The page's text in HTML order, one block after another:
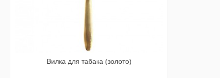
Вилка для табака (золото)